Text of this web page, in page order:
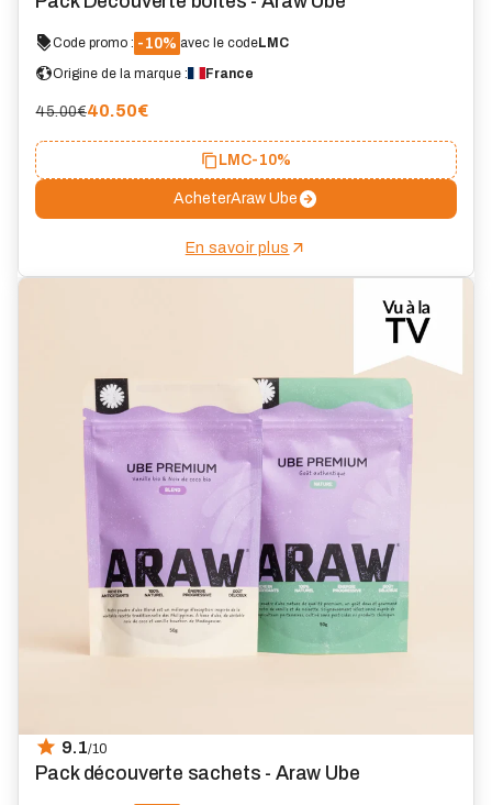
Code promo : -10% avec le codeLMC
Origine de la marque :
France
45.00€40.50€
LMC-10%
AcheterAraw Ube
En savoir plus
9.1/10
Pack découverte sachets - Araw Ube